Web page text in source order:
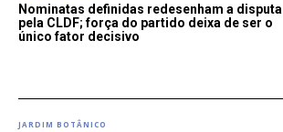
Nominatas definidas redesenham a disputa
pela CLDF; força do partido deixa de ser o
único fator decisivo
JARDIM BOTÂNICO